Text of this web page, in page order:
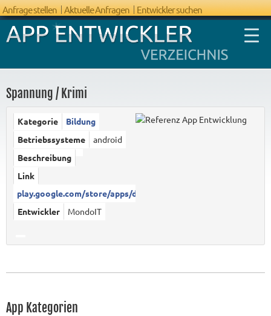
Anfrage stellen Aktuelle Anfragen Entwickler suchen
Spannung / Krimi
Kategorie
Bildung
Betriebssysteme
android
Beschreibung
Link
play.google.com/store/apps/det...
Entwickler
MondoIT
App Kategorien